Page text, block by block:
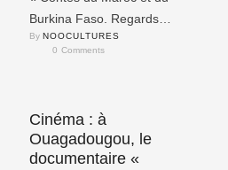
Burkina Faso. Regards
croisés » est un ouvrage co-
By NOOCULTURES
0 Comments
Cinéma : à
Ouagadougou, le
documentaire «